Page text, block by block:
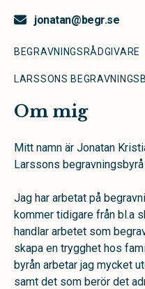
jonatan@begr.se
BEGRAVNINGSRÅDGIVARE
LARSSONS
Om mig
Mitt namn är Jonatan
Larssons
Jag har arbetat på
kommer tidigare från bl.a
handlar arbetet som
skapa en trygghet hos
byrån arbetar jag mycket
samt det som berör det